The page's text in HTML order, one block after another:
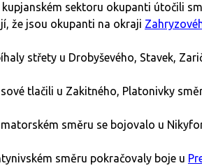
kupjanském sektoru okupanti útočili
že jsou okupanti na okraji
střety u Drobyševého, Stavek,
tlačili u Zakitného, Platonivky
směru se bojovalo u
směru pokračovaly boje u